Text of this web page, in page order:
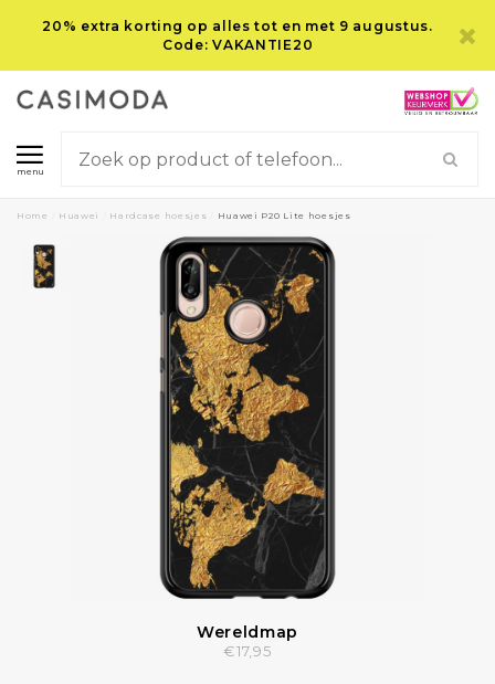
20% extra korting op alles tot en met 9 augustus.
Code: VAKANTIE20
menu
Home Huawei Hardcase hoesjes Huawei P20 Lite hoesjes
Wereldmap
€17,95